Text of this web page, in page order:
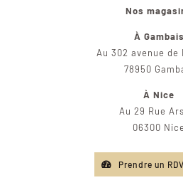
Nos
À Gambais
Au 302 avenue de
78950
À Nice
Au 29 Rue
06300 Nice
Prendre un